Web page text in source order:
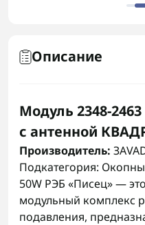
Описание
Модуль 2348-
с антенной
Производитель:
Подкатегория:
50W РЭБ «Писец» —
модульный комплекс
подавления,